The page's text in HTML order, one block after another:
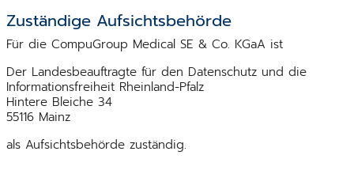
Zuständige Aufsichtsbehörde
Für die CompuGroup Medical SE & Co. KGaA ist
Der Landesbeauftragte für den Datenschutz und die
Informationsfreiheit Rheinland-Pfalz
Hintere Bleiche 34
55116 Mainz
als Aufsichtsbehörde zuständig.